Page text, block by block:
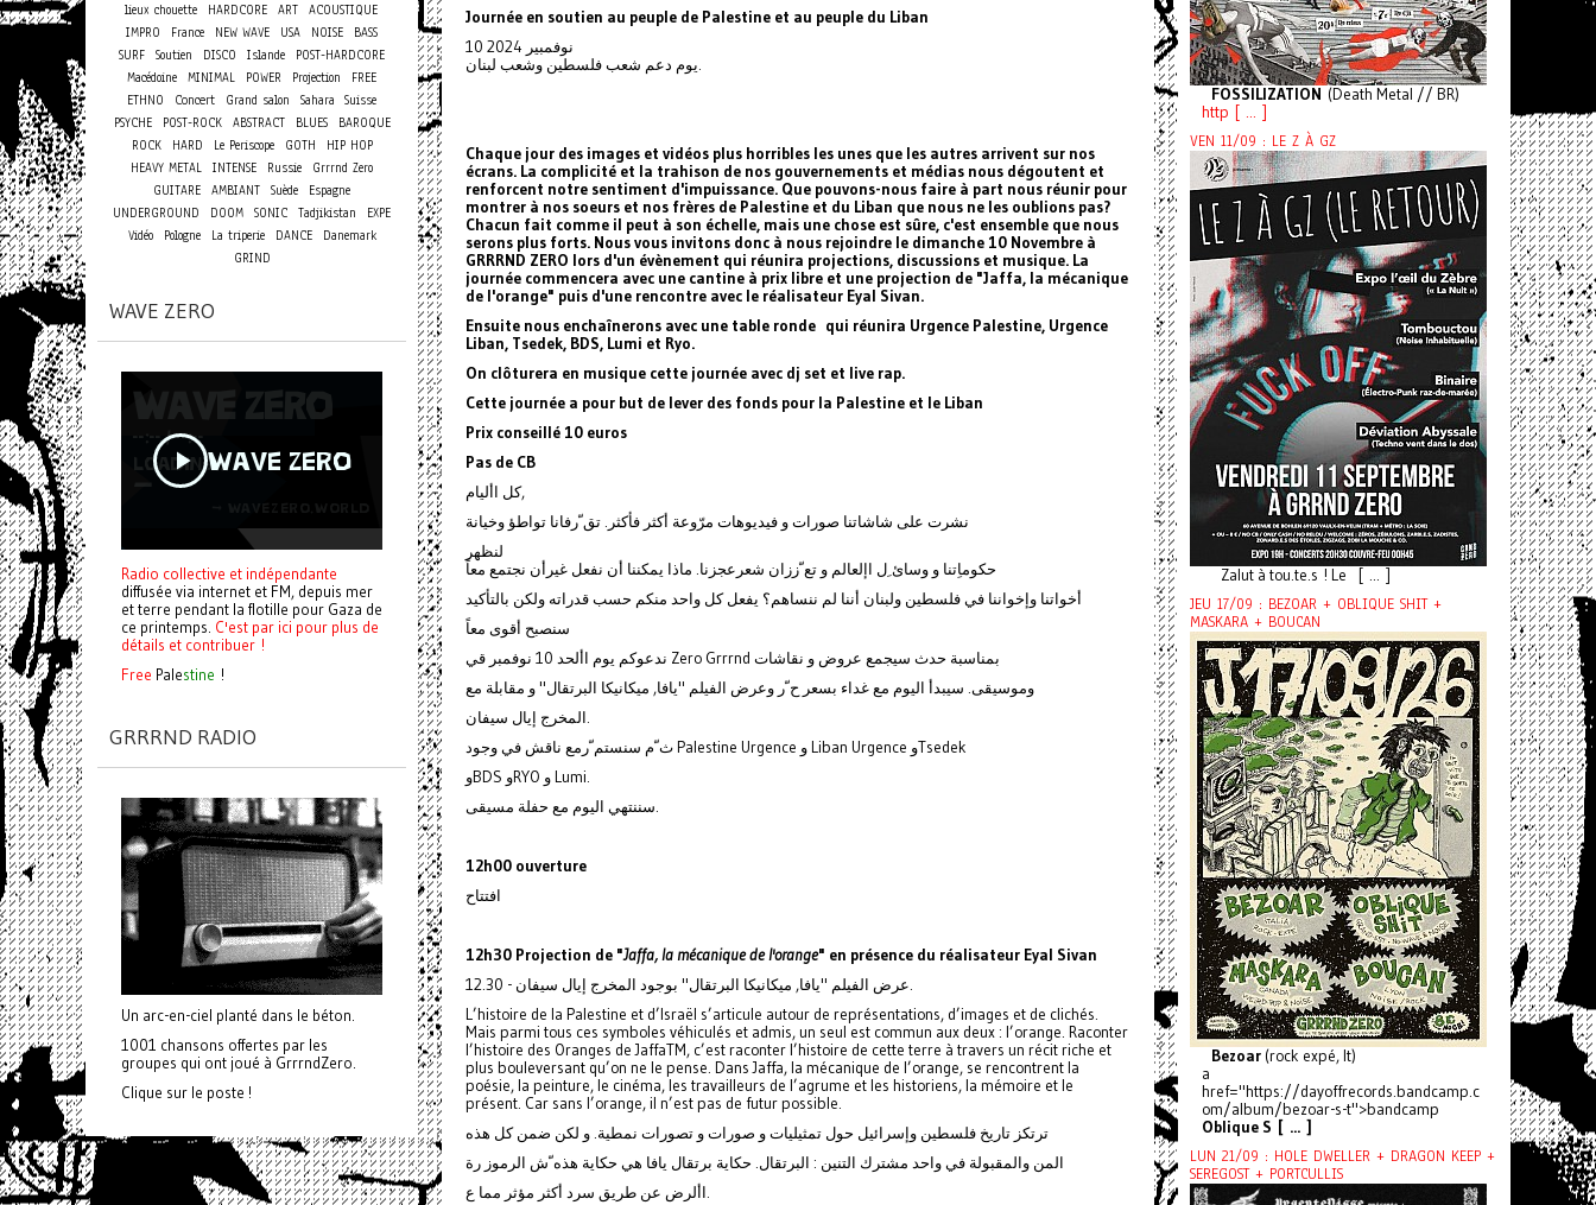
Journée en soutien au peuple de Palestine et au peuple du Liban
10 نوفمبير 2024
يوم دعم شعب فلسطين وشعب لبنان.
Chaque jour des images et vidéos plus horribles les unes que les autres arrivent sur nos
écrans. La complicité et la trahison de nos gouvernements et médias nous dégoutent et
renforcent notre sentiment d'impuissance. Que pouvons-nous faire à part nous réunir pour
montrer à nos soeurs et nos frères de Palestine et du Liban que nous ne les oublions pas?
Chacun fait comme il peut à son échelle, mais une chose est sûre, c'est ensemble que nous
serons plus forts. Nous vous invitons donc à nous rejoindre le dimanche 10 Novembre à
GRRRND ZERO lors d'un évènement qui réunira projections, discussions et musique. La
journée commencera avec une cantine à prix libre et une projection de "Jaffa, la mécanique
de l'orange" puis d'une rencontre avec le réalisateur Eyal Sivan.
Ensuite nous enchaînerons avec une table ronde qui réunira Urgence Palestine, Urgence
Liban, Tsedek, BDS, Lumi et Ryo.
On clôturera en musique cette journée avec dj set et live rap.
Cette journée a pour but de lever des fonds pour la Palestine et le Liban
Prix conseillé 10 euros
Pas de CB
كل األيام,
نشرت على شاشاتنا صورات و فيديوهات مرّوعة أكثر فأكثر. تق ّرفانا تواطؤ وخيانة
لنظهر
حكوماِتنا و وسائ ِل اإلعالم و تع ّززان شعرعجزنا. ماذا يمكننا أن نفعل غيرأن نجتمع معاً
أخواتنا وإخواننا في فلسطين ولبنان أننا لم ننساهم؟ يفعل كل واحد منكم حسب قدراته ولكن بالتأكيد
سنصبح أقوى معاً
ندعوكم يوم األحد 10 نوفمبر قي Zero Grrrnd بمناسبة حدث سيجمع عروض و نقاشات
وموسيقى. سيبدأ اليوم مع غداء بسعر ح ّر وعرض الفيلم "يافا, ميكانيكا البرتقال" و مقابلة مع
المخرج إيال سيفان.
ث ّم سنستم ّرمع ناقش في وجود Palestine Urgence و Liban Urgence وTsedek
وBDS وRYO و Lumi.
سننتهي اليوم مع حفلة مسيقى.
12h00 ouverture
افتتاح
12h30 Projection de "Jaffa, la mécanique de l'orange" en présence du réalisateur Eyal Sivan
12.30 - عرض الفيلم "يافا, ميكانيكا البرتقال" بوجود المخرج إيال سيفان.
L’histoire de la Palestine et d’Israël s’articule autour de représentations, d’images et de clichés.
Mais parmi tous ces symboles véhiculés et admis, un seul est commun aux deux : l’orange. Raconter
l’histoire des Oranges de JaffaTM, c’est raconter l’histoire de cette terre à travers un récit riche et
plus bouleversant qu’on ne le pense. Dans Jaffa, la mécanique de l’orange, se rencontrent la
poésie, la peinture, le cinéma, les travailleurs de l’agrume et les historiens, la mémoire et le
présent. Car sans l’orange, il n’est pas de futur possible.
ترتكز تاريخ فلسطين وإسرائيل حول تمثيليات و صورات و تصورات نمطية. و لكن ضمن كل هذه
المن والمقبولة في واحد مشترك التنين : البرتقال. حكاية برتقال يافا هي حكاية هذه ّش الرموز رة
األرض عن طريق سرد أكثر مؤثر مما ع.
lieux chouette
HARDCORE ART
ACOUSTIQUE
IMPRO
France NEW WAVE USA NOISE
BASS
SURF Soutien DISCO Islande
POST-HARDCORE
Macédoine MINIMAL POWER Projection
FREE
ETHNO
Concert Grand salon Sahara Suisse
PSYCHE
POST-ROCK ABSTRACT BLUES
BAROQUE
ROCK
HARD Le Periscope GOTH
HIP HOP
HEAVY METAL INTENSE Russie
Grrrnd Zero
GUITARE AMBIANT Suède
Espagne
UNDERGROUND
DOOM SONIC Tadjikistan
EXPE
Vidéo
Pologne La triperie DANCE
Danemark
GRIND
WAVE ZERO
Radio collective et indépendante
diffusée via internet et FM, depuis mer
et terre pendant la flotille pour Gaza de
ce printemps. C'est par ici pour plus de
détails et contribuer !
Free Palestine !
GRRRND RADIO
Un arc-en-ciel planté dans le béton.
1001 chansons offertes par les
groupes qui ont joué à GrrrndZero.
Clique sur le poste !
FOSSILIZATION (Death Metal // BR)
http [ ... ]
VEN 11/09 : LE Z À GZ
Zalut à tou.te.s ! Le [ ... ]
JEU 17/09 : BEZOAR + OBLIQUE SHIT +
MASKARA + BOUCAN
Bezoar (rock expé, It)
a
href="https://dayoffrecords.bandcamp.c
om/album/bezoar-s-t">bandcamp
Oblique S [ ... ]
LUN 21/09 : HOLE DWELLER + DRAGON KEEP +
SEREGOST + PORTCULLIS